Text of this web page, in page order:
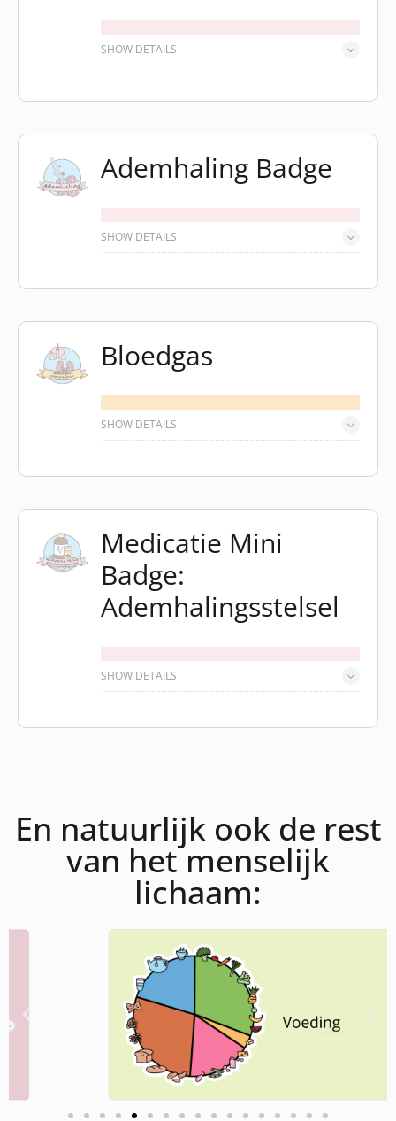
SHOW DETAILS
Ademhaling Badge
SHOW DETAILS
Bloedgas
SHOW DETAILS
Medicatie Mini
Badge:
Ademhalingsstelsel
SHOW DETAILS
En natuurlijk ook de rest
van het menselijk
lichaam: